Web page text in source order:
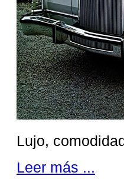
Lujo,
Leer más ...